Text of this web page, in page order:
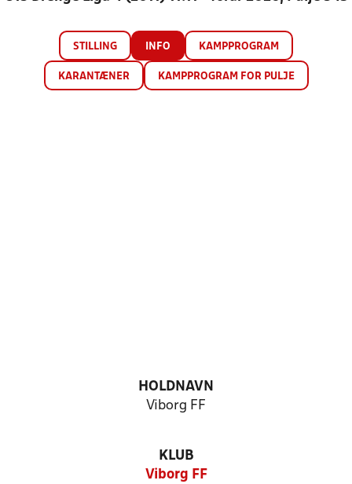
STILLING INFO KAMPPROGRAM
KARANTÆNER KAMPPROGRAM FOR PULJE
HOLDNAVN
Viborg FF
KLUB
Viborg FF